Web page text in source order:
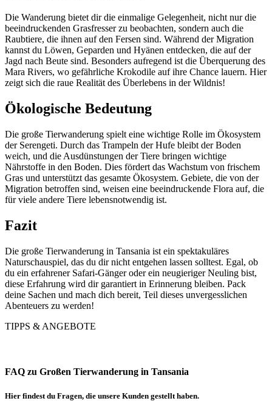
Die Wanderung bietet dir die einmalige Gelegenheit, nicht nur die
beeindruckenden Grasfresser zu beobachten, sondern auch die
Raubtiere, die ihnen auf den Fersen sind. Während der Migration
kannst du Löwen, Geparden und Hyänen entdecken, die auf der
Jagd nach Beute sind. Besonders aufregend ist die Überquerung des
Mara Rivers, wo gefährliche Krokodile auf ihre Chance lauern. Hier
zeigt sich die raue Realität des Überlebens in der Wildnis!
Ökologische Bedeutung
Die große Tierwanderung spielt eine wichtige Rolle im Ökosystem
der Serengeti. Durch das Trampeln der Hufe bleibt der Boden
weich, und die Ausdünstungen der Tiere bringen wichtige
Nährstoffe in den Boden. Dies fördert das Wachstum von frischem
Gras und unterstützt das gesamte Ökosystem. Gebiete, die von der
Migration betroffen sind, weisen eine beeindruckende Flora auf, die
für viele andere Tiere lebensnotwendig ist.
Fazit
Die große Tierwanderung in Tansania ist ein spektakuläres
Naturschauspiel, das du dir nicht entgehen lassen solltest. Egal, ob
du ein erfahrener Safari-Gänger oder ein neugieriger Neuling bist,
diese Erfahrung wird dir garantiert in Erinnerung bleiben. Pack
deine Sachen und mach dich bereit, Teil dieses unvergesslichen
Abenteuers zu werden!
TIPPS & ANGEBOTE
FAQ zu Großen Tierwanderung in Tansania
Hier findest du Fragen, die unsere Kunden gestellt haben.